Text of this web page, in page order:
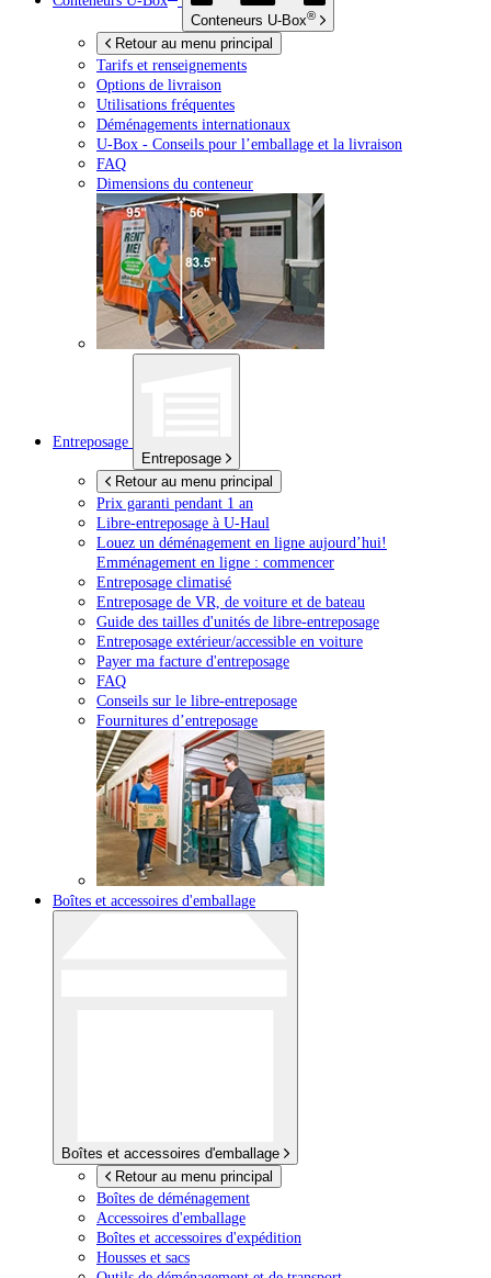
Conteneurs U-Box®
Retour au menu principal
Tarifs et renseignements
Options de livraison
Utilisations fréquentes
Déménagements internationaux
U-Box - Conseils pour l’emballage et la livraison
FAQ
Dimensions du conteneur
Entreposage
Entreposage
Retour au menu principal
Prix garanti pendant 1 an
Libre-entreposage à U-Haul
Louez un déménagement en ligne aujourd’hui!
Emménagement en ligne : commencer
Entreposage climatisé
Entreposage de VR, de voiture et de bateau
Guide des tailles d'unités de libre-entreposage
Entreposage extérieur/accessible en voiture
Payer ma facture d'entreposage
FAQ
Conseils sur le libre-entreposage
Fournitures d’entreposage
Boîtes et accessoires d'emballage
Boîtes et accessoires d'emballage
Retour au menu principal
Boîtes de déménagement
Accessoires d'emballage
Boîtes et accessoires d'expédition
Housses et sacs